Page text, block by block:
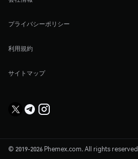
プライバシーポリシー
利用規約
サイトマップ
© 2019-2026 Phemex.com. All rights reserved